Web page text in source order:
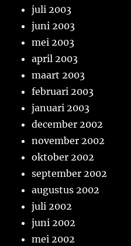
juli 2003
juni 2003
mei 2003
april 2003
maart 2003
februari 2003
januari 2003
december 2002
november 2002
oktober 2002
september 2002
augustus 2002
juli 2002
juni 2002
mei 2002